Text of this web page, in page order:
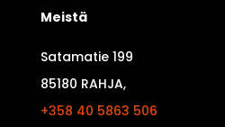
Meistä
Satamatie 199
85180 RAHJA,
+358 40 5863 506